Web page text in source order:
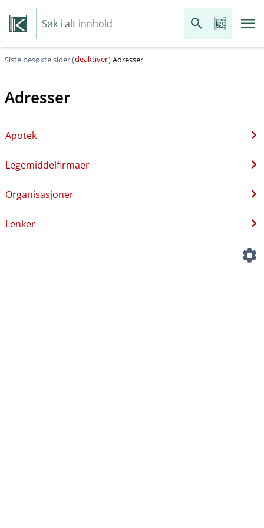
Siste besøkte sider (deaktiver)Adresser
Adresser
Apotek
Legemiddelfirmaer
Organisasjoner
Lenker